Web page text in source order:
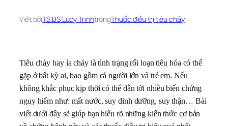
Viết bởiTS.BS Lucy TrinhtrongThuốc điều trị tiêu chảy
Tiêu chảy hay ỉa chảy là tình trạng rối loạn tiêu hóa có thể
gặp ở bất kỳ ai, bao gồm cả người lớn và trẻ em. Nếu
không khắc phục kịp thời có thể dẫn tới nhiều biến chứng
nguy hiểm như: mất nước, suy dinh dưỡng, suy thận… Bài
viết dưới đây sẽ giúp bạn hiểu rõ những kiến thức cơ bản